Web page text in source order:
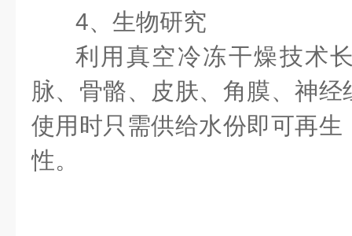
4、生物研究
利用真空冷冻干燥技术
脉、骨骼、皮肤、角膜、神
使用时只需供给水份即可再
性。